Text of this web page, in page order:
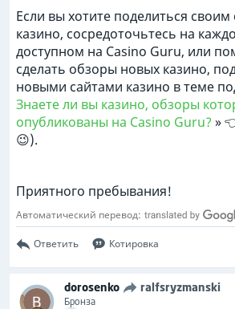
Если вы хотите поделиться
казино, сосредоточьтесь на
доступном на Casino Guru, или
сделать обзоры новых казино,
новыми сайтами казино в теме
Знаете ли вы казино, обзоры
опубликованы на Casino Guru? »
😉).
Приятного пребывания!
Автоматический перевод:
Ответить Котировка
dorosenko ralfsryzmanski
Бронза